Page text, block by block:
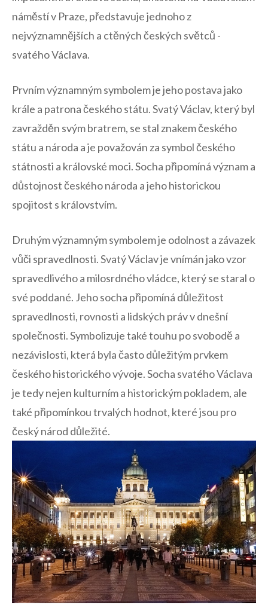
náměstí v Praze,‌ představuje jednoho z
nejvýznamnějších a ctěných českých světců -‍
svatého Václava.
Prvním významným symbolem je ‌jeho postava ⁣jako
krále a patrona českého státu.⁤ Svatý Václav, který byl
zavražděn svým⁤ bratrem, se‍ stal znakem českého
státu a‍ národa a⁢ je považován‌ za symbol českého
státnosti a královské moci. Socha připomíná význam a
⁤důstojnost českého⁤ národa a jeho historickou
spojitost s královstvím.
Druhým významným ⁤symbolem je odolnost a závazek
vůči spravedlnosti. Svatý Václav⁤ je vnímán jako vzor
⁣spravedlivého a milosrdného vládce, který se staral o
své poddané. Jeho socha ​připomíná‌ důležitost
spravedlnosti, rovnosti a⁢ lidských práv v ‍dnešní
společnosti. Symbolizuje také touhu po svobodě a
nezávislosti, která byla ‍často důležitým⁤ prvkem
českého historického vývoje. Socha svatého⁣ Václava
je‍ tedy nejen kulturním a historickým pokladem, ale
také ⁣připomínkou trvalých hodnot, které ‍jsou pro
‍český národ důležité.